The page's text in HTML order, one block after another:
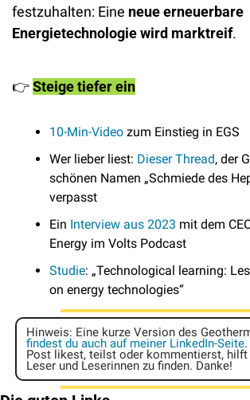
festzuhalten: Eine neue erneuerbare
Energietechnologie wird marktreif.
👉Steige tiefer ein
10-Min-Video zum Einstieg in EGS
Wer lieber liest: Dieser Thread, der
schönen Namen „Schmiede des
verpasst
Ein Interview aus 2023 mit dem
Energy im Volts Podcast
Studie: „Technological learning:
on energy technologies“
findest du auch auf meiner LinkedIn-Seite
Post likest, teilst oder kommentierst, hilft
Leser und Leserinnen zu finden. Danke!